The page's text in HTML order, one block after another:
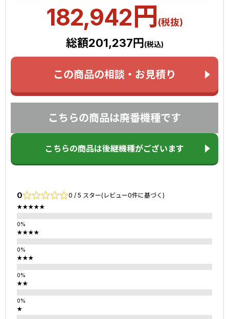
182,942円(税抜)
総額201,237円(税込)
この商品の相談・お見積り
こちらの商品は廃番機種です
こちらの商品は後継機種がございます
0 0 / 5 スター(レビュー0件に基づく)
★★★★★
★★★★
★★★
★★
★